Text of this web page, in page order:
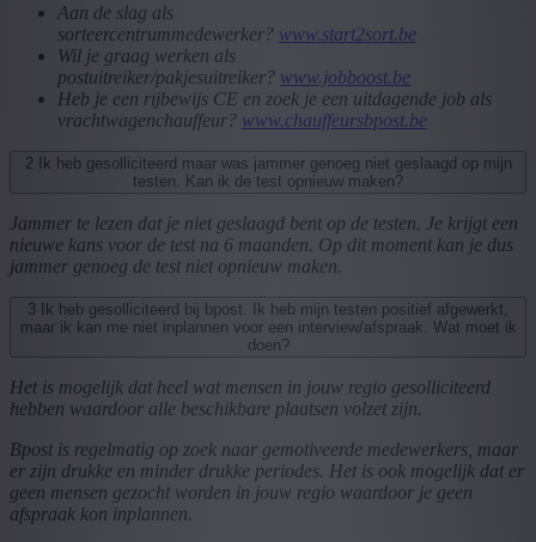
Aan de slag als
sorteercentrummedewerker? www.start2sort.be
Wil je graag werken als
postuitreiker/pakjesuitreiker? www.jobboost.be
Heb je een rijbewijs CE en zoek je een uitdagende job als
vrachtwagenchauffeur? www.chauffeursbpost.be
2
testen. Kan ik de test opnieuw maken?
Jammer te lezen dat je niet geslaagd bent op de testen. Je krijgt een
nieuwe kans voor de test na 6 maanden. Op dit moment kan je dus
jammer genoeg de test niet opnieuw maken.
3
maar ik kan me niet inplannen voor een interview/afspraak. Wat moet ik
doen?
Het is mogelijk dat heel wat mensen in jouw regio gesolliciteerd
hebben waardoor alle beschikbare plaatsen volzet zijn.
Bpost is regelmatig op zoek naar gemotiveerde medewerkers, maar
er zijn drukke en minder drukke periodes. Het is ook mogelijk dat er
geen mensen gezocht worden in jouw regio waardoor je geen
afspraak kon inplannen.